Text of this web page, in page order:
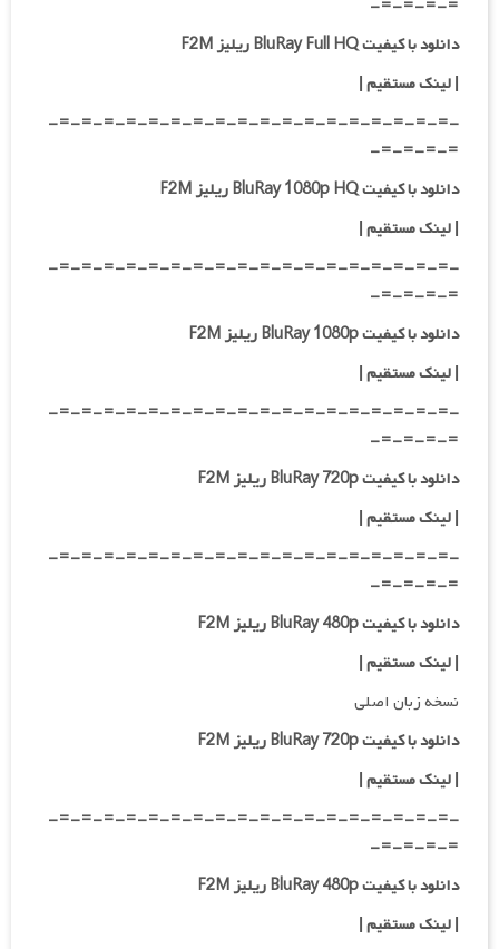
=-=-=-=-
دانلود با کیفیت BluRay Full HQ ریلیز F2M
|لینک مستقیم|
-=-=-=-=-=-=-=-=-=-=-=-=-=-=-=-=-=-=-
=-=-=-=-
دانلود با کیفیت BluRay 1080p HQ ریلیز F2M
|لینک مستقیم|
-=-=-=-=-=-=-=-=-=-=-=-=-=-=-=-=-=-=-
=-=-=-=-
دانلود با کیفیت BluRay 1080p ریلیز F2M
|لینک مستقیم|
-=-=-=-=-=-=-=-=-=-=-=-=-=-=-=-=-=-=-
=-=-=-=-
دانلود با کیفیت BluRay 720p ریلیز F2M
| لینک مستقیم|
-=-=-=-=-=-=-=-=-=-=-=-=-=-=-=-=-=-=-
=-=-=-=-
دانلود با کیفیت BluRay 480p ریلیز F2M
| لینک مستقیم|
نسخه زبان اصلی
دانلود با کیفیت BluRay 720p ریلیز F2M
| لینک مستقیم|
-=-=-=-=-=-=-=-=-=-=-=-=-=-=-=-=-=-=-
=-=-=-=-
دانلود با کیفیت BluRay 480p ریلیز F2M
| لینک مستقیم|